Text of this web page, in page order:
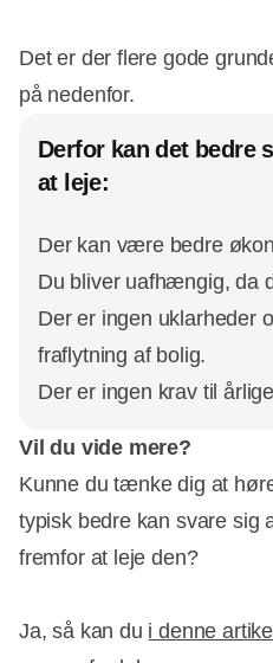
Det er der flere gode
på nedenfor.
Derfor kan det bedre
at leje:
Der kan være bedre
Du bliver uafhængig, da
Der er ingen uklarheder
fraflytning af bolig.
Der er ingen krav til
Vil du vide mere?
Kunne du tænke dig at
typisk bedre kan svare sig
fremfor at leje den?
Ja, så kan du i denne artikel